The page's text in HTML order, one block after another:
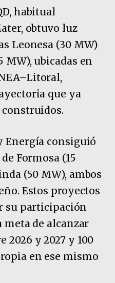
habitual
obtuvo luz
Leonesa (30 MW)
MW), ubicadas en
que ya
construidos.
Energía consiguió
Formosa (15
(50 MW), ambos
Estos proyectos
su participación
meta de alcanzar
2026 y 2027 y 100
en ese mismo